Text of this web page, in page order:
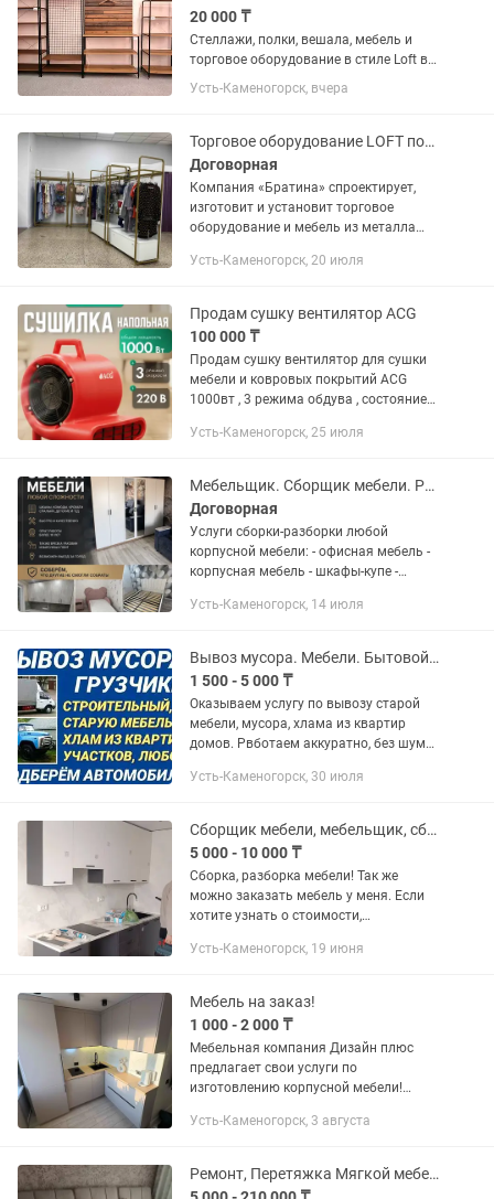
20 000 ₸
Стеллажи, полки, вешала, мебель и
торговое оборудование в стиле Loft в
наличии и на заказ, любые цвета и
стене. Наличие и заказ. Каспи...
Усть-Каменогорск, вчера
Торговое оборудование LOFT под заказ
Договорная
Компания «Братина» спроектирует,
изготовит и установит торговое
оборудование и мебель из металла
шоу-румы! Сделайте свой бизнес
Усть-Каменогорск, 20 июля
Продам сушку вентилятор ACG
100 000 ₸
Продам сушку вентилятор для сушки
мебели и ковровых покрытий ACG
1000вт , 3 режима обдува , состояние
Усть-Каменогорск, 25 июля
Мебельщик. Сборщик мебели. Ремонт мебели. Выезд за город.
Договорная
Услуги сборки-разборки любой
корпусной мебели: - офисная мебель -
корпусная мебель - шкафы-купе -
прихожие и т.п. Bы пeреезжаете?,
Усть-Каменогорск, 14 июля
Вывоз мусора. Мебели. Бытовой техники. Строительного мусора.
1 500 - 5 000 ₸
Оказываем услугу по вывозу старой
мебели, мусора, хлама из квартир
домов. Рвботаем аккуратно, без шума.
Усть-Каменогорск, 30 июля
Сборщик мебели, мебельщик, сборка
5 000 - 10 000 ₸
Сборка, разборка мебели! Так же
можно заказать мебель у меня. Если
хотите узнать о стоимости,
работаю очень аккуратно,
Усть-Каменогорск, 19 июня
Мебель на заказ!
1 000 - 2 000 ₸
Мебельная компания Дизайн плюс
предлагает свои услуги по
изготовлению корпусной мебели!
мебель,Офисная мебель,Торговое
мебель под заказ! Короткие...
Усть-Каменогорск, 3 августа
Ремонт, Перетяжка Мягкой мебели, окрас